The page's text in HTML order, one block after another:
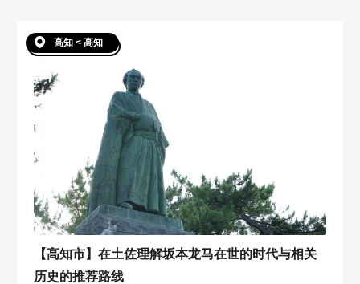
高知 < 高知
【高知市】在土佐理解坂本龙马在世的时代与相关
历史的推荐路线